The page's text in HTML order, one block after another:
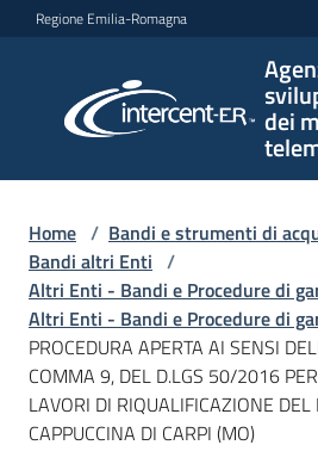
Vai al contenuto
Vai alla navigazione
Vai al footer
Regione Emilia-Romagna
dei
per lo
sviluppo
telematici
L'Agenzia
Bandi
Home / Bandi e strumenti di
Bandi altri Enti /
Altri Enti - Bandi e Procedure di
Altri Enti - Bandi e Procedure di
PROCEDURA APERTA AI SENSI
COMMA 9, DEL D.LGS 50/2016
LAVORI DI RIQUALIFICAZIONE DEL
CAPPUCCINA DI CARPI (MO)